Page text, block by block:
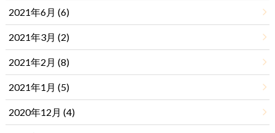
2021年6月 (6)
2021年3月 (2)
2021年2月 (8)
2021年1月 (5)
2020年12月 (4)